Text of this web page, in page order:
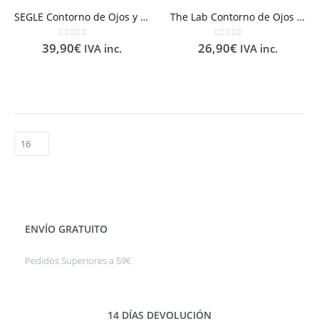
SEGLE Contorno de Ojos y Labios Pure Retinol
0out of 5
39,90€ IVA inc.
The Lab Contorno de Ojos Integral 15 ml
0out of 5
26,90€ IVA inc.
ENVÍO GRATUITO
Pedidos Superiores a 59€
14 DÍAS DEVOLUCIÓN